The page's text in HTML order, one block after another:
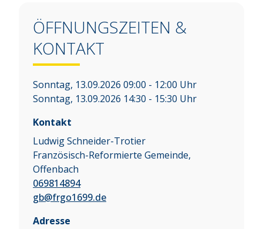
ÖFFNUNGSZEITEN &
KONTAKT
Sonntag, 13.09.2026 09:00 - 12:00 Uhr
Sonntag, 13.09.2026 14:30 - 15:30 Uhr
Kontakt
Ludwig Schneider-Trotier
Französisch-Reformierte Gemeinde,
Offenbach
069814894
gb@frgo1699.de
Adresse